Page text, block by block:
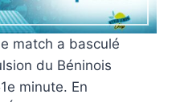
match a basculé
du Béninois
minute. En